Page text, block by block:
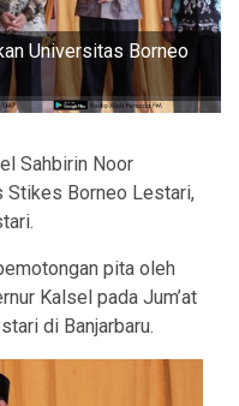
Universitas Borneo
Sahbirin Noor
Stikes Borneo Lestari,
pita oleh
Kalsel pada Jum’at
di Banjarbaru.